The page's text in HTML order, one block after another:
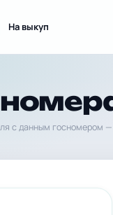
На выкуп
с данным госномером